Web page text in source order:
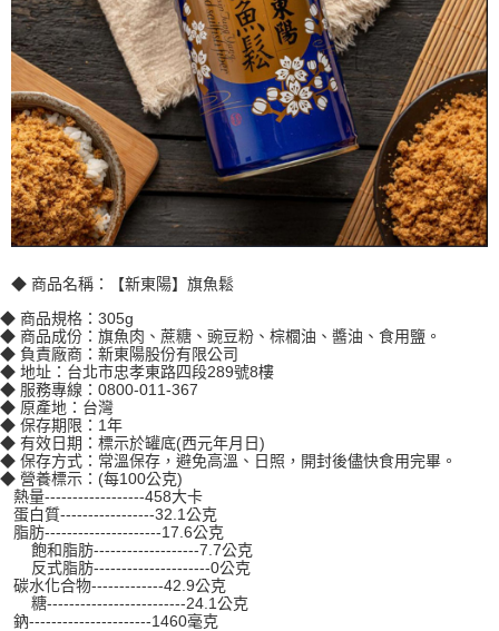
◆ 商品名稱：【新東陽】旗魚鬆
◆ 商品規格：305g
◆ 商品成份：旗魚肉、蔗糖、豌豆粉、棕櫚油、醬油、食用鹽。
◆ 負責廠商：新東陽股份有限公司
◆ 地址：台北市忠孝東路四段289號8樓
◆ 服務專線：0800-011-367
◆ 原產地：台灣
◆ 保存期限：1年
◆ 有效日期：標示於罐底(西元年月日)
◆ 保存方式：常溫保存，避免高溫、日照，開封後儘快食用完畢。
◆ 營養標示：(每100公克)
熱量------------------458大卡
蛋白質-----------------32.1公克
脂肪---------------------17.6公克
飽和脂肪-------------------7.7公克
反式脂肪---------------------0公克
碳水化合物-------------42.9公克
糖-------------------------24.1公克
鈉----------------------1460毫克